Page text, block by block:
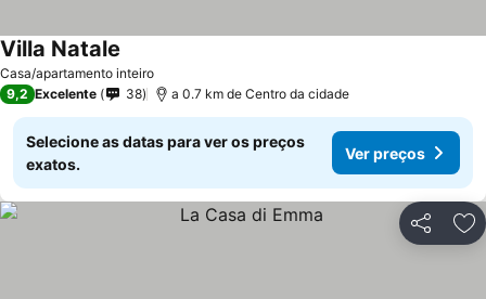
Casa/apartamento inteiro
Villa Natale
9,2 Excelente 38 a 0.7 km de Centro da cidade
Selecione as datas para ver os preços
exatos.
Ver preços
Partilhar